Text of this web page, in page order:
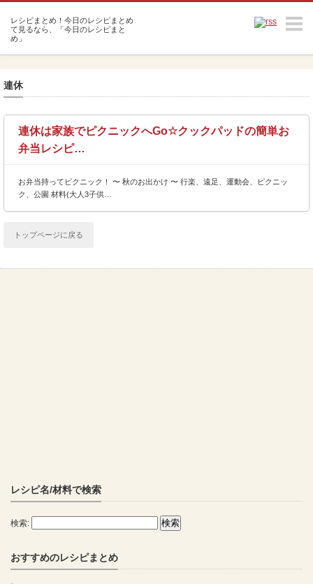
連休
連休は家族でピクニックへGo☆クックパッドの簡単お
弁当レシピ…
お弁当持ってピクニック！ 〜 秋のお出かけ 〜 行楽、遠足、運動会、ピクニッ
ク、公園 材料(大人3子供…
トップページに戻る
レシピ名/材料で検索
検索:
おすすめのレシピまとめ